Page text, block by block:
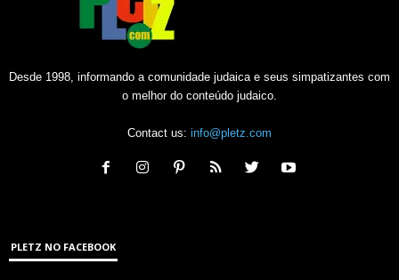
Desde 1998, informando a comunidade judaica e seus simpatizantes com
o melhor do conteúdo judaico.
Contact us: info@pletz.com
PLETZ NO FACEBOOK